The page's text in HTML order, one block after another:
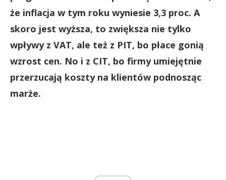
że inflacja w tym roku wyniesie 3,3 proc. A
skoro jest wyższa, to zwiększa nie tylko
wpływy z VAT, ale też z PIT, bo płace gonią
wzrost cen. No i z CIT, bo firmy umiejętnie
przerzucają koszty na klientów podnosząc
marże.